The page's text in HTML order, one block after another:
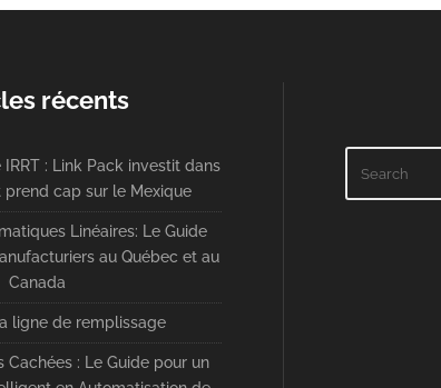
récents
: Link Pack investit dans
prend cap sur le Mexique
Linéaires: Le Guide
au Québec et au
Canada
ligne de remplissage
Cachées : Le Guide pour un